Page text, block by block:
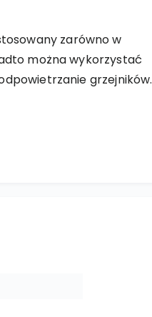
zarówno w
można wykorzystać
grzejników.